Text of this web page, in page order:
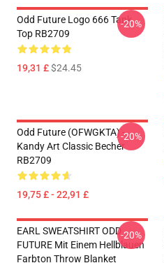
Odd Future Logo 666 Tank
Top RB2709
19,31 £$24.45
-20%
Odd Future (OFWGKTA) -
Kandy Art Classic Becher
RB2709
19,75 £ - 22,91 £
-20%
EARL SWEATSHIRT ODD
FUTURE Mit Einem Hellblauen
Farbton Throw Blanket
-20%